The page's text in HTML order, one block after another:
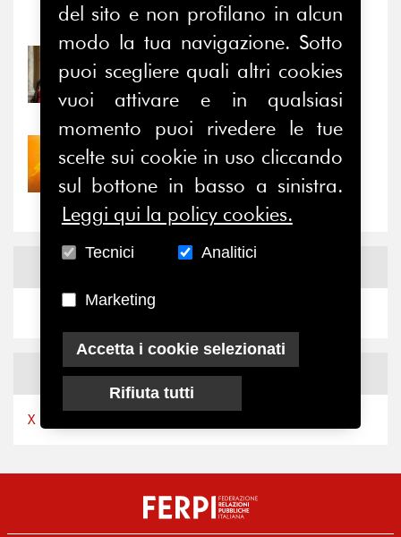
Notizie-Eventi
31/07/2026
Prima della pausa estiva,
il valore di...
30/07/2026
Nove anni dopo la
“grande cecità”: la...
NewsFacebook
NewsX
X by Ferpi2puntozero
del sito e non profilano in alcun
modo la tua navigazione. Sotto
puoi scegliere quali altri cookies
vuoi attivare e in qualsiasi
momento puoi rivedere le tue
scelte sui cookie in uso cliccando
sul bottone in basso a sinistra.
Leggi qui la policy cookies.
Tecnici Analitici
Marketing
Accetta i cookie selezionati
Rifiuta tutti